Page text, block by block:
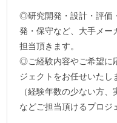
◎研究開発・設計・評価
発・保守など、大手メー
担当頂きます。
◎ご経験内容やご希望に
ジェクトをお任せいたし
（経験年数の少ない方
などご担当頂けるプロジ